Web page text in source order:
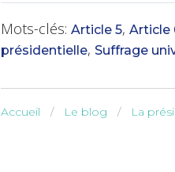
Mots-clés: Article 5, Article
présidentielle, Suffrage
Accueil Le blog La